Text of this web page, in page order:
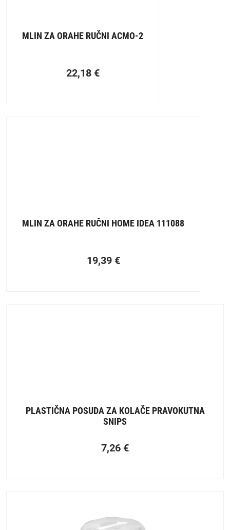
MLIN ZA ORAHE RUČNI ACMO-2
22,18 €
MLIN ZA ORAHE RUČNI HOME IDEA 111088
19,39 €
PLASTIČNA POSUDA ZA KOLAČE PRAVOKUTNA
SNIPS
7,26 €